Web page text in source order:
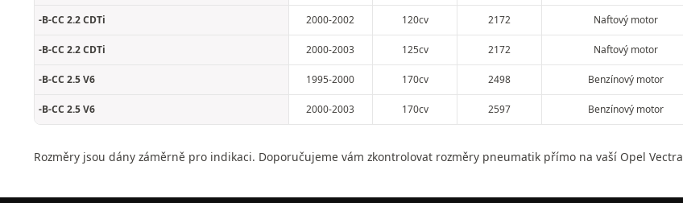
-B-CC 2.2 CDTi 2000-2002 120cv 2172 Naftový motor
-B-CC 2.2 CDTi 2000-2003 125cv 2172 Naftový motor
-B-CC 2.5 V6 1995-2000 170cv 2498 Benzínový motor
-B-CC 2.5 V6 2000-2003 170cv 2597 Benzínový motor
Rozměry jsou dány záměrně pro indikaci. Doporučujeme vám zkontrolovat rozměry pneumatik přímo na vaší Opel Vectra